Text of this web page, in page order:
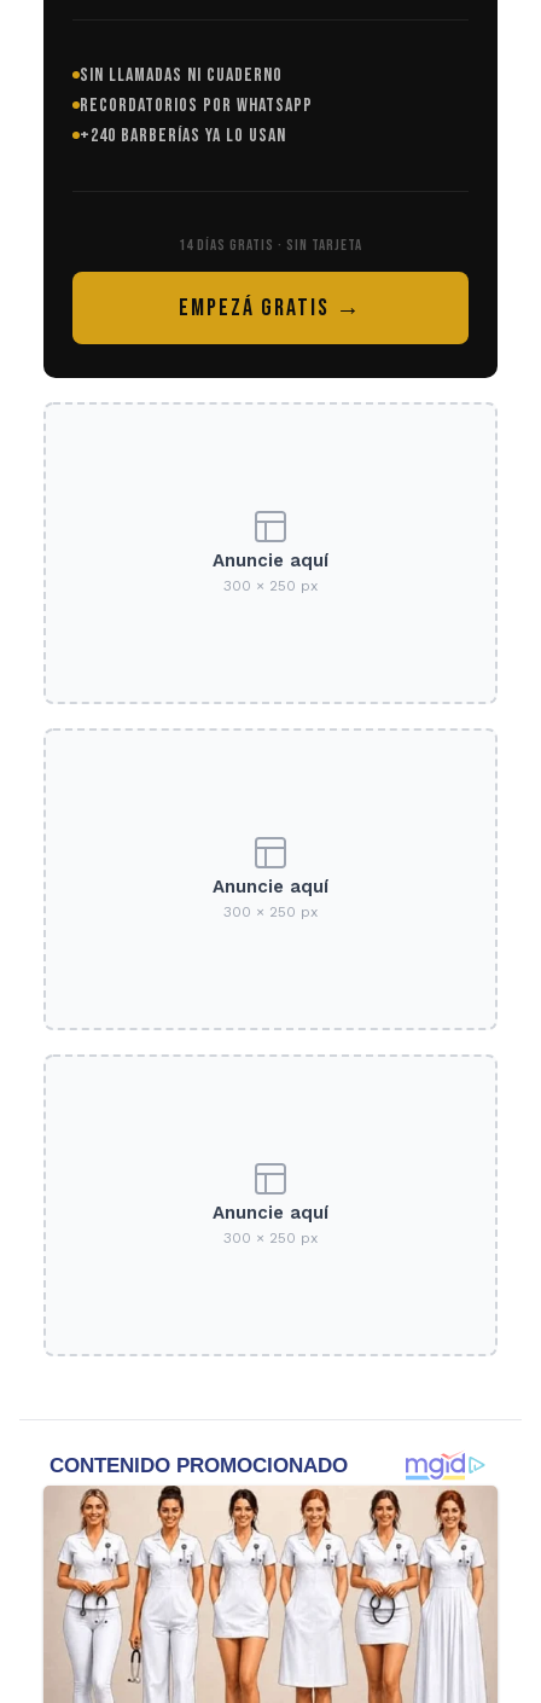
SIN LLAMADAS NI CUADERNO
RECORDATORIOS POR WHATSAPP
+240 BARBERÍAS YA LO USAN
14 DÍAS GRATIS · SIN TARJETA
EMPEZÁ GRATIS →
Anuncie aquí
300 × 250 px
Anuncie aquí
300 × 250 px
Anuncie aquí
300 × 250 px